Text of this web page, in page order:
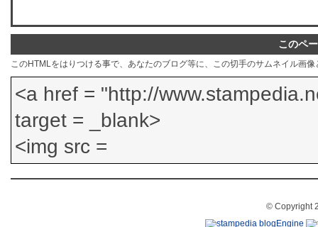
このペ
このHTMLをはりつける事で、あなたのブログ等に、この切手のサムネイル画
© Copyright